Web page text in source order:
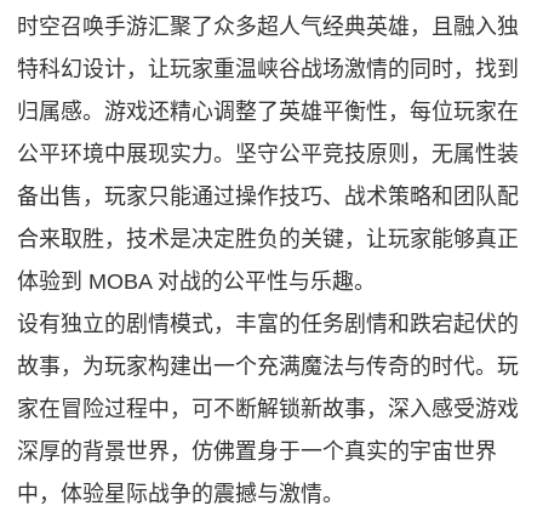
时空召唤手游汇聚了众多超人气经典英雄，且融入独
特科幻设计，让玩家重温峡谷战场激情的同时，找到
归属感。游戏还精心调整了英雄平衡性，每位玩家在
公平环境中展现实力。坚守公平竞技原则，无属性装
备出售，玩家只能通过操作技巧、战术策略和团队配
合来取胜，技术是决定胜负的关键，让玩家能够真正
体验到 MOBA 对战的公平性与乐趣。
设有独立的剧情模式，丰富的任务剧情和跌宕起伏的
故事，为玩家构建出一个充满魔法与传奇的时代。玩
家在冒险过程中，可不断解锁新故事，深入感受游戏
深厚的背景世界，仿佛置身于一个真实的宇宙世界
中，体验星际战争的震撼与激情。